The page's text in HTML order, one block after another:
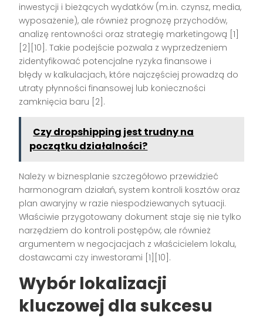
inwestycji i bieżących wydatków (m.in. czynsz, media,
wyposażenie), ale również prognozę przychodów,
analizę rentowności oraz strategię marketingową [1]
[2][10] . Takie podejście pozwala z wyprzedzeniem
zidentyfikować potencjalne ryzyka finansowe i
błędy w kalkulacjach, które najczęściej prowadzą do
utraty płynności finansowej lub konieczności
zamknięcia baru [2] .
Czy dropshipping jest trudny na
początku działalności?
Należy w biznesplanie szczegółowo przewidzieć
harmonogram działań, system kontroli kosztów oraz
plan awaryjny w razie niespodziewanych sytuacji.
Właściwie przygotowany dokument staje się nie tylko
narzędziem do kontroli postępów, ale również
argumentem w negocjacjach z właścicielem lokalu,
dostawcami czy inwestorami [1][10] .
Wybór lokalizacji
kluczowej dla sukcesu